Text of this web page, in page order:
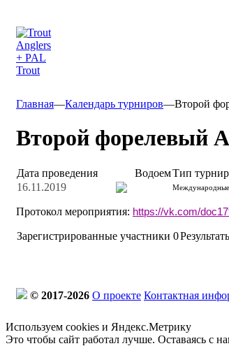
Главная—Календарь турниров—Второй
Второй форелевый
Дата проведения ВодоемТип
16.11.2019
Протокол мероприятия: https://vk.com/
Зарегистрированные участники 0
© 2017-2026 О проекте Контактная
Используем cookies и Яндекс.Метрику
Это чтобы сайт работал лучше. Оставаясь с